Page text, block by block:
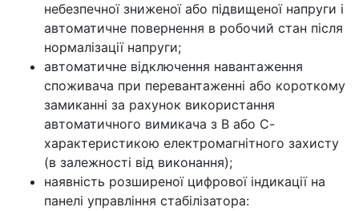
небезпечної зниженої або підвищеної напруги і
автоматичне повернення в робочий стан після
нормалізації напруги;
автоматичне відключення навантаження
споживача при перевантаженні або короткому
замиканні за рахунок використання
автоматичного вимикача з В або С-
характеристикою електромагнітного захисту
(в залежності від виконання);
наявність розширеної цифрової індикації на
панелі управління стабілізатора: